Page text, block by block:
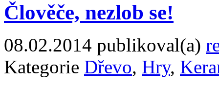
Člověče, nezlob se!
08.02.2014 publikoval(a)
Kategorie Dřevo, Hry,